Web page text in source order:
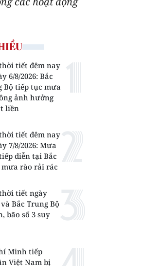
tiết đêm nay
6/8/2026: Bắc
Bộ tiếp tục mưa
ảnh hưởng
liền
tiết đêm nay
7/8/2026: Mưa
diễn tại Bắc
mưa rào rải rác
tiết ngày
và Bắc Trung Bộ
bão số 3 suy
Minh tiếp
Việt Nam bị